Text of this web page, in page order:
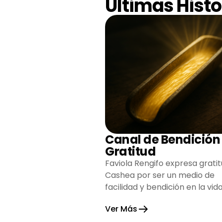
Últimas
Canal de
Gratitud
Faviola Rengifo expresa
Cashea por ser un medio de
facilidad y bendición en la
esperanza.
Ver Más